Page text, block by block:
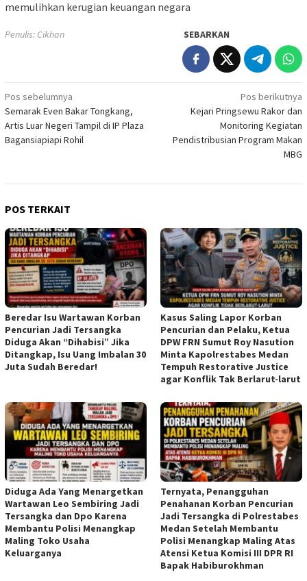
memulihkan kerugian keuangan negara
Penulis: Cikhan SEBARKAN
Navigasi
pos
Pos sebelumnya
Semarak Even Bakar Tongkang,
Artis Luar Negeri Tampil di IP Plaza
Bagansiapiapi Rohil
Pos berikutnya
Kejari Pringsewu Rakor dan
Monitoring Kegiatan
Pendistribusian Program Makan
MBG
POS TERKAIT
Beredar Isu Wartawan Korban
Pencurian Jadi Tersangka
Diduga Akan “Dihabisi” Jika
Ditangkap, Isu Uang Imbalan 30
Juta Sudah Beredar!
Kasus Saling Lapor Korban
Pencurian dan Pelaku, Ketua
DPW FRN Sumut Roy Nasution
Minta Kapolrestabes Medan
Tempuh Restorative Justice
agar Konflik Tak Berlarut-larut
Diduga Ada Yang Menargetkan
Wartawan Leo Sembiring Jadi
Tersangka dan Dpo Karena
Membantu Polisi Menangkap
Maling Toko Usaha
Keluarganya
Ternyata, Penangguhan
Penahanan Korban Pencurian
Jadi Tersangka di Polrestabes
Medan Setelah Membantu
Polisi Menangkap Maling Atas
Atensi Ketua Komisi III DPR RI
Bapak Habiburokhman